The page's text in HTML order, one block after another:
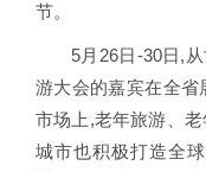
节。
5月26日-30日,
游大会的嘉宾在全省
市场上,老年旅游、
城市也积极打造全